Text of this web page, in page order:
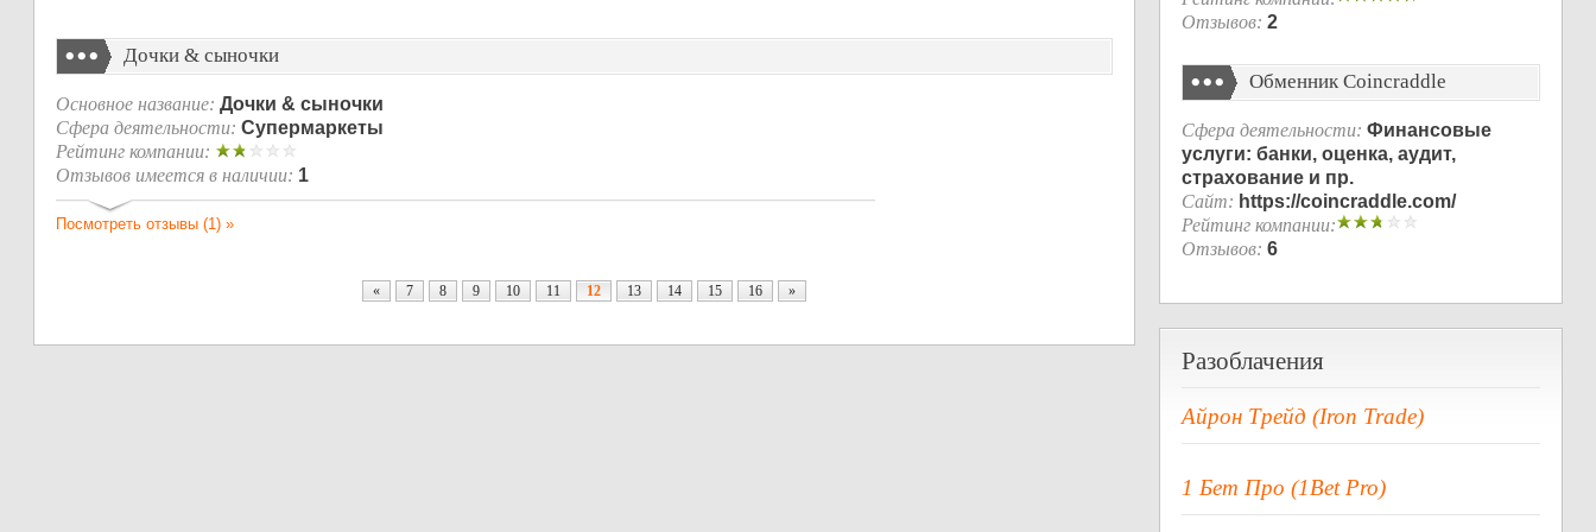
Дочки & сыночки
Основное название: Дочки & сыночки
Сфера деятельности: Супермаркеты
Рейтинг компании:
Отзывов имеется в наличии: 1
Посмотреть отзывы (1) »
« 7 8 9 10 11 12 13 14 15 16 »
Отзывов: 2
Обменник Coincraddle
Сфера деятельности: Финансовые
услуги: банки, оценка, аудит,
страхование и пр.
Сайт: https://coincraddle.com/
Рейтинг компании:
Отзывов: 6
Разоблачения
Айрон Трейд (Iron Trade)
1 Бет Про (1Bet Pro)